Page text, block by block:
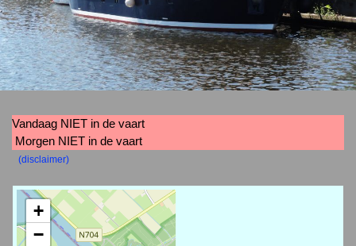
Vandaag NIET in de vaart
Morgen NIET in de vaart
(disclaimer)
+
−